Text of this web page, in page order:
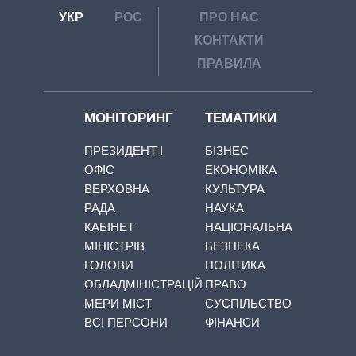
УКР РОС
ПРО НАС
КОНТАКТИ
ПРАВИЛА
МОНІТОРИНГ
ПРЕЗИДЕНТ І
ОФІС
ВЕРХОВНА
РАДА
КАБІНЕТ
МІНІСТРІВ
ГОЛОВИ
ОБЛАДМІНІСТРАЦІЙ
МЕРИ МІСТ
ВСІ ПЕРСОНИ
ТЕМАТИКИ
БІЗНЕС
ЕКОНОМІКА
КУЛЬТУРА
НАУКА
НАЦІОНАЛЬНА
БЕЗПЕКА
ПОЛІТИКА
ПРАВО
СУСПІЛЬСТВО
ФІНАНСИ